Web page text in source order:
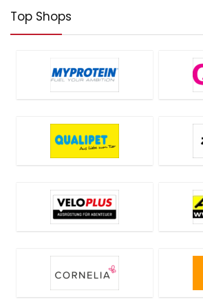
Top Shops